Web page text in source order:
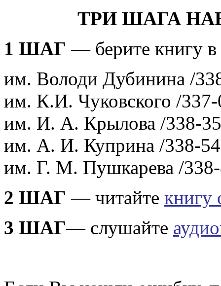
ТРИ ШАГА
1 ШАГ — берите книгу в
им. Володи Дубинина /
им. К.И. Чуковского /
им. И. А. Крылова /338-
им. А. И. Куприна /338-
им. Г. М. Пушкарева /
2 ШАГ — читайте книгу
3 ШАГ— слушайте